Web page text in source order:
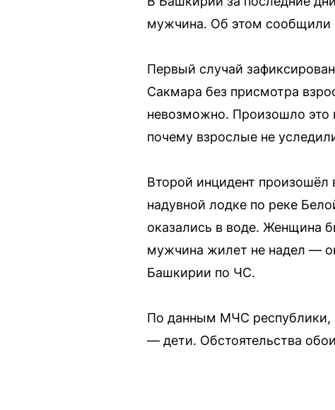
мужчина. Об этом сообщили
Первый случай
Сакмара без присмотра
невозможно. Произошло это
почему взрослые не
Второй инцидент произошёл
надувной лодке по реке
оказались в воде. Женщина
мужчина жилет не надел —
Башкирии по ЧС.
По данным МЧС республики,
— дети. Обстоятельства